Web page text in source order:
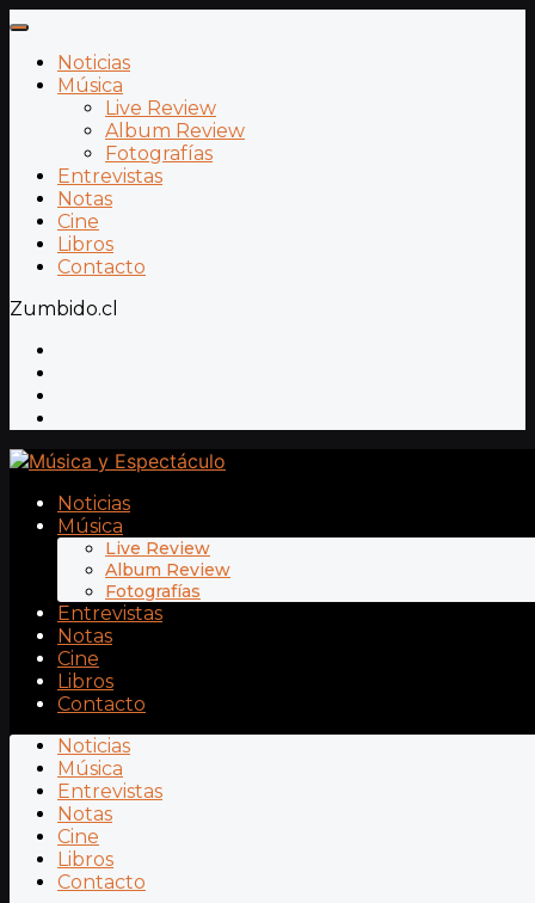
Noticias
Música
Live Review
Album Review
Fotografías
Entrevistas
Notas
Cine
Libros
Contacto
Zumbido.cl
Noticias
Música
Live Review
Album Review
Fotografías
Entrevistas
Notas
Cine
Libros
Contacto
Noticias
Música
Entrevistas
Notas
Cine
Libros
Contacto